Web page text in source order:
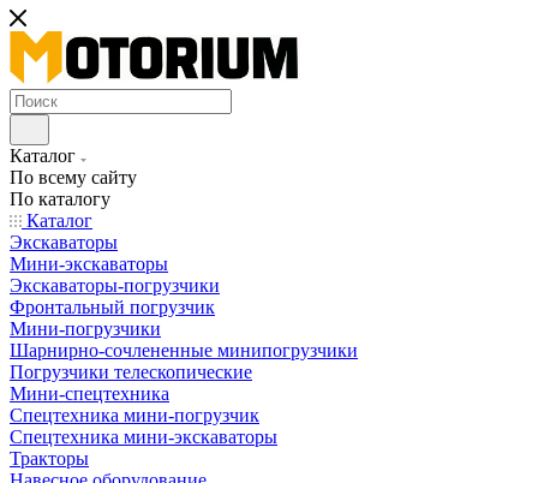
Каталог
По всему сайту
По каталогу
Каталог
Экскаваторы
Мини-экскаваторы
Экскаваторы-погрузчики
Фронтальный погрузчик
Мини-погрузчики
Шарнирно-сочлененные минипогрузчики
Погрузчики телескопические
Мини-спецтехника
Спецтехника мини-погрузчик
Спецтехника мини-экскаваторы
Тракторы